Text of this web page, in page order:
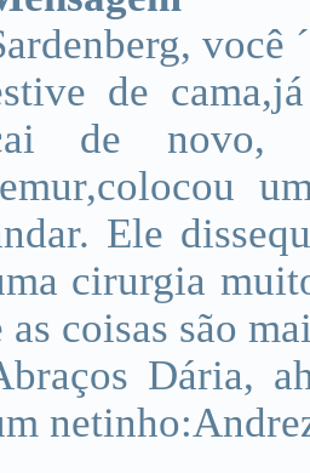
você
de
de novo,
Ele
cirurgia
as coisas são
Dária,